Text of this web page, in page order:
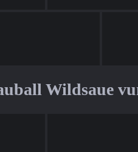
Wildsaue